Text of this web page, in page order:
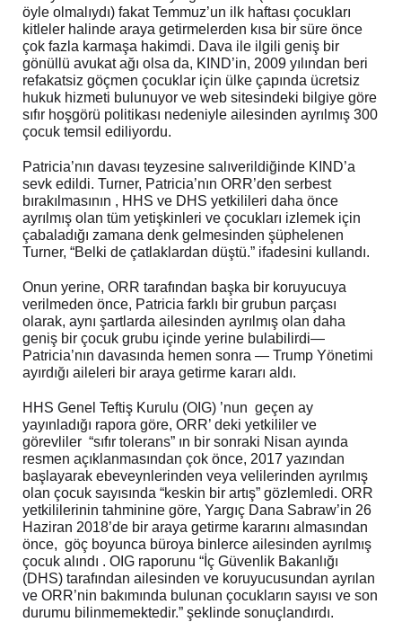
öyle olmalıydı) fakat Temmuz’un ilk haftası çocukları
kitleler halinde araya getirmelerden kısa bir süre önce
çok fazla karmaşa hakimdi. Dava ile ilgili geniş bir
gönüllü avukat ağı olsa da, KIND’in, 2009 yılından beri
refakatsiz göçmen çocuklar için ülke çapında ücretsiz
hukuk hizmeti bulunuyor ve web sitesindeki bilgiye göre
sıfır hoşgörü politikası nedeniyle ailesinden ayrılmış 300
çocuk temsil ediliyordu.
Patricia’nın davası teyzesine salıverildiğinde KIND’a
sevk edildi. Turner, Patricia’nın ORR’den serbest
bırakılmasının , HHS ve DHS yetkilileri daha önce
ayrılmış olan tüm yetişkinleri ve çocukları izlemek için
çabaladığı zamana denk gelmesinden şüphelenen
Turner, “Belki de çatlaklardan düştü.” ifadesini kullandı.
Onun yerine, ORR tarafından başka bir koruyucuya
verilmeden önce, Patricia farklı bir grubun parçası
olarak, aynı şartlarda ailesinden ayrılmış olan daha
geniş bir çocuk grubu içinde yerine bulabilirdi—
Patricia’nın davasında hemen sonra — Trump Yönetimi
ayırdığı aileleri bir araya getirme kararı aldı.
HHS Genel Teftiş Kurulu (OIG) ’nun geçen ay
yayınladığı rapora göre, ORR’ deki yetkililer ve
görevliler “sıfır tolerans” ın bir sonraki Nisan ayında
resmen açıklanmasından çok önce, 2017 yazından
başlayarak ebeveynlerinden veya velilerinden ayrılmış
olan çocuk sayısında “keskin bir artış” gözlemledi. ORR
yetkililerinin tahminine göre, Yargıç Dana Sabraw’in 26
Haziran 2018’de bir araya getirme kararını almasından
önce, göç boyunca büroya binlerce ailesinden ayrılmış
çocuk alındı . OIG raporunu “İç Güvenlik Bakanlığı
(DHS) tarafından ailesinden ve koruyucusundan ayrılan
ve ORR’nin bakımında bulunan çocukların sayısı ve son
durumu bilinmemektedir.” şeklinde sonuçlandırdı.